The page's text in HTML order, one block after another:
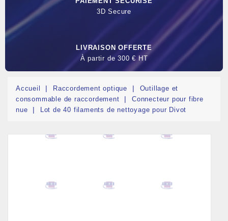
3D Secure
LIVRAISON OFFERTE
À partir de 300 € HT
Accueil Raccordement optique
Outillage et
consommable de raccordement
Connecteur pour fibre
nue
Lot de 40 filaments de nettoyage pour Divot